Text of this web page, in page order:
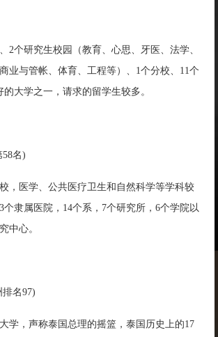
2个研究生校园（教育、心思、牙医、法学、
业与管帐、体育、工程等）、1个分校、11个
大学之一，请求的留学生较多。
名)
，医学、公共医疗卫生和自然科学等学科较
个隶属医院，14个系，7个研究所，6个学院以
中心。
排名97)
学，声称泰国总理的摇篮，泰国历史上的17